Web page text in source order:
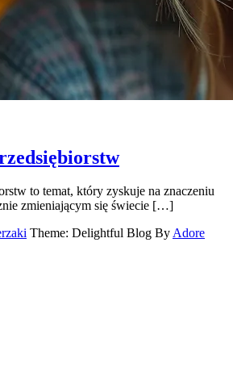
to temat, który zyskuje na znaczeniu
zmieniającym się świecie […]
Theme: Delightful Blog ByAdore